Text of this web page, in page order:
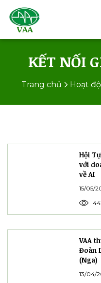
KẾT NỐI
Trang chủ Hoạt
Hội
với
về AI
15/05/
VAA
Đoàn
(Nga)
13/04/